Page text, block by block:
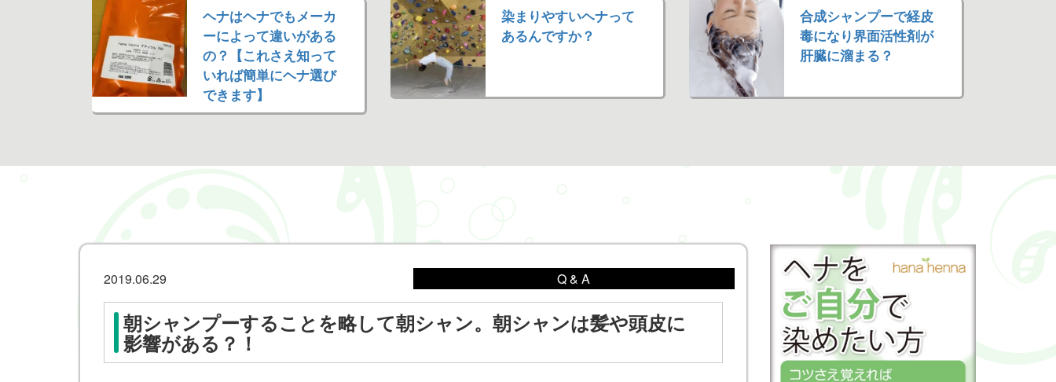
ヘナはヘナでもメーカ
ーによって違いがある
の？【これさえ知って
いれば簡単にヘナ選び
できます】
染まりやすいヘナって
あるんですか？
合成シャンプーで経皮
毒になり界面活性剤が
肝臓に溜まる？
2019.06.29 Q & A
朝シャンプーすることを略して朝シャン。朝シャンは髪や頭皮に
影響がある？！